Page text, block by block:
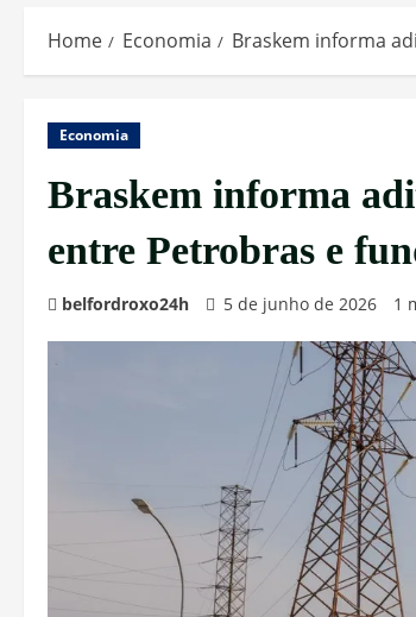
Home Economia Braskem informa
Economia
Braskem informa
entre Petrobras e
belfordroxo24h 5 de junho de 2026 1